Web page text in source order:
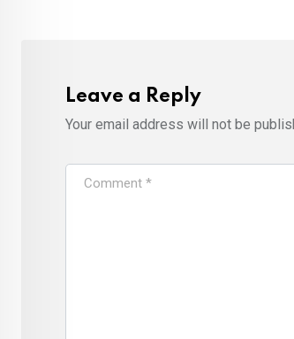
Leave a Reply
Your email address will not be